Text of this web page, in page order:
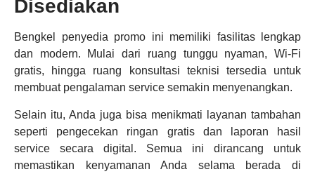
Disediakan
Bengkel penyedia promo ini memiliki fasilitas lengkap
dan modern. Mulai dari ruang tunggu nyaman, Wi-Fi
gratis, hingga ruang konsultasi teknisi tersedia untuk
membuat pengalaman service semakin menyenangkan.
Selain itu, Anda juga bisa menikmati layanan tambahan
seperti pengecekan ringan gratis dan laporan hasil
service secara digital. Semua ini dirancang untuk
memastikan kenyamanan Anda selama berada di